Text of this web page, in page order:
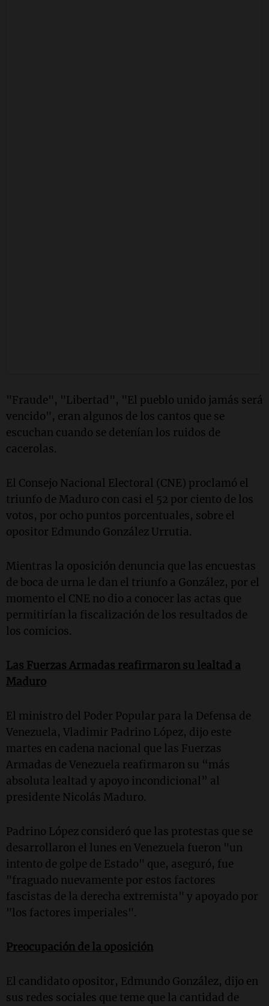
"Fraude", "Libertad", "El pueblo unido jamás será
vencido", eran algunos de los cantos que se
escuchan cuando se detenían los ruidos de
cacerolas.
El Consejo Nacional Electoral (CNE) proclamó el
triunfo de Maduro con casi el 52 por ciento de los
votos, por ocho puntos porcentuales, sobre el
opositor Edmundo González Urrutia.
Mientras la oposición denuncia que las encuestas
de boca de urna le dan el triunfo a González, por el
momento el CNE no dio a conocer las actas que
permitirían la fiscalización de los resultados de
los comicios.
Las Fuerzas Armadas reafirmaron su lealtad a
Maduro
El ministro del Poder Popular para la Defensa de
Venezuela, Vladimir Padrino López, dijo este
martes en cadena nacional que las Fuerzas
Armadas de Venezuela reafirmaron su “más
absoluta lealtad y apoyo incondicional” al
presidente Nicolás Maduro.
Padrino López consideró que las protestas que se
desarrollaron el lunes en Venezuela fueron "un
intento de golpe de Estado" que, aseguró, fue
"fraguado nuevamente por estos factores
fascistas de la derecha extremista" y apoyado por
"los factores imperiales".
Preocupación de la oposición
El candidato opositor, Edmundo González, dijo en
sus redes sociales que teme que la cantidad de